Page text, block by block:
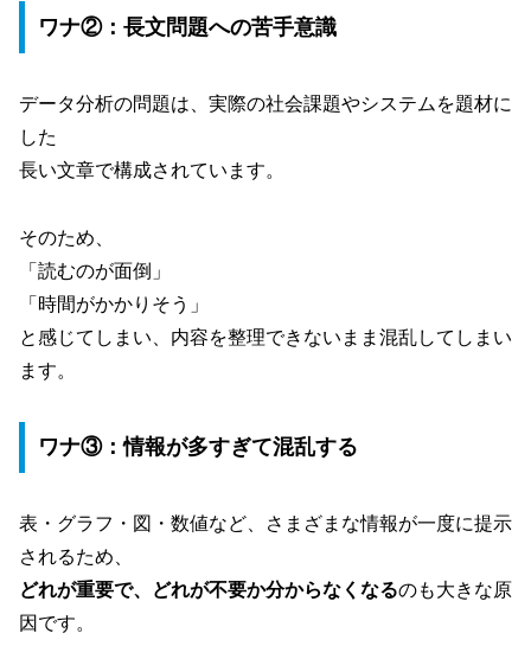
ワナ②：長文問題への苦手意識
データ分析の問題は、実際の社会課題やシステムを題材に
した
長い文章で構成されています。
そのため、
「読むのが面倒」
「時間がかかりそう」
と感じてしまい、内容を整理できないまま混乱してしまい
ます。
ワナ③：情報が多すぎて混乱する
表・グラフ・図・数値など、さまざまな情報が一度に提示
されるため、
どれが重要で、どれが不要か分からなくなるのも大きな原
因です。